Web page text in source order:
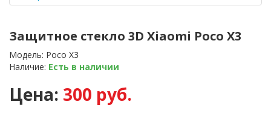
Защитное стекло 3D Xiaomi Poco X3
Модель: Poco X3
Наличие: Есть в наличии
Цена: 300 руб.